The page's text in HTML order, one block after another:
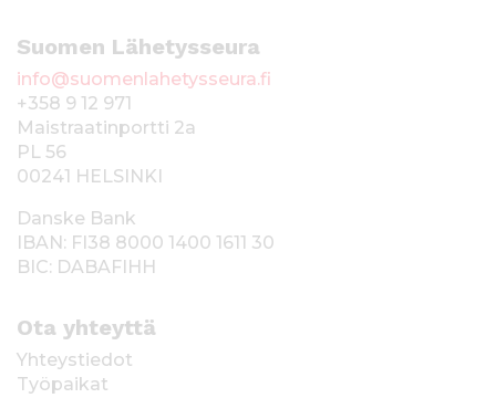
Suomen Lähetysseura
info@suomenlahetysseura.fi
+358 9 12 971
Maistraatinportti 2a
PL 56
00241 HELSINKI
Danske Bank
IBAN: FI38 8000 1400 1611 30
BIC: DABAFIHH
Ota yhteyttä
Yhteystiedot
Työpaikat